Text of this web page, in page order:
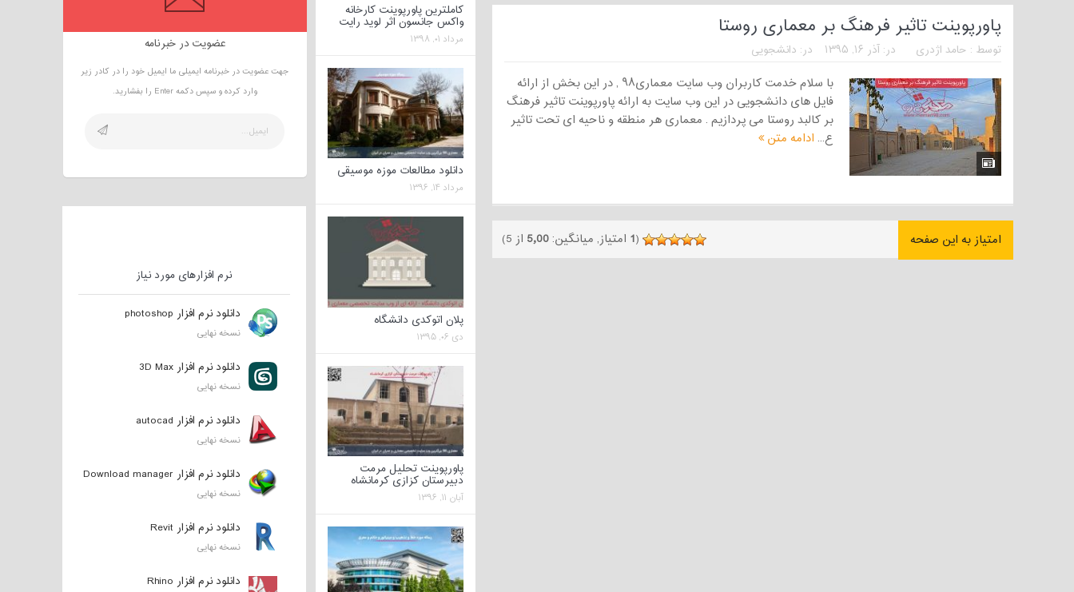
پاورپوینت تاثیر فرهنگ بر معماری روستا
توسط : حامد اژدری در:آذر ۱۶, ۱۳۹۵ در: دانشجویی
با سلام خدمت کاربران وب سایت معماری۹۸ , در این بخش از ارائه
فایل های دانشجویی در این وب سایت به ارائه پاورپوینت تاثیر فرهنگ
بر کالبد روستا می پردازیم . معماری هر منطقه و ناحیه ای تحت تاثیر
ع... ادامه متن
امتیاز به این صفحه (
1 امتیاز, میانگین:5٫00 از 5)
کاملترین پاورپوینت کارخانه
واکس جانسون اثر لوید رایت
مرداد ۰۱, ۱۳۹۸
دانلود مطالعات موزه موسیقی
مرداد ۱۴, ۱۳۹۶
پلان اتوکدی دانشگاه
دی ۰۶, ۱۳۹۵
پاورپوینت تحلیل مرمت
دبیرستان کزازی کرمانشاه
آبان ۱۱, ۱۳۹۶
عضویت در خبرنامه
جهت عضویت در خبرنامه ایمیلی ما ایمیل خود را در کادر زیر
وارد کرده و سپس دکمه Enter را بفشارید.
نرم افزارهای مورد نیاز
دانلود نرم افزار photoshop
نسخه نهایی
دانلود نرم افزار 3D Max
نسخه نهایی
دانلود نرم افزار autocad
نسخه نهایی
دانلود نرم افزار Download manager
نسخه نهایی
دانلود نرم افزار Revit
نسخه نهایی
دانلود نرم افزار Rhino